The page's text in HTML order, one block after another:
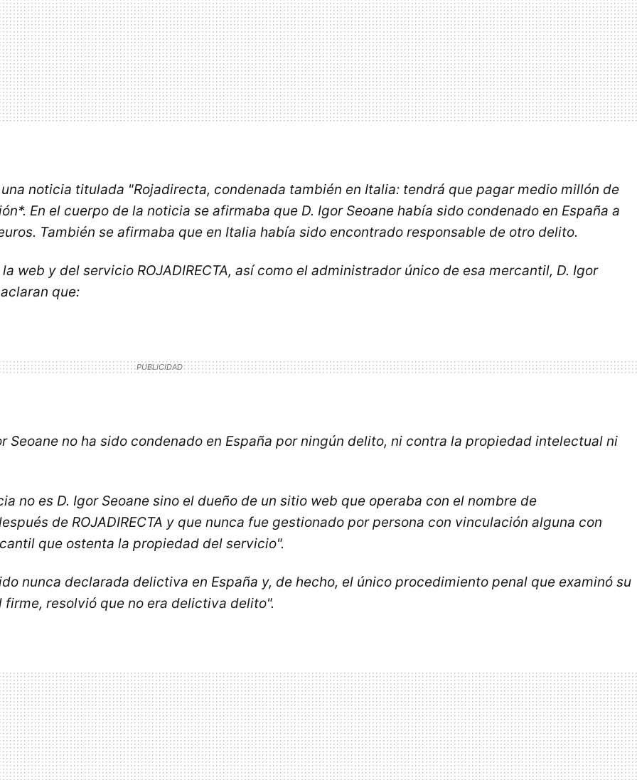
noticia titulada "Rojadirecta, condenada también en Italia: tendrá que pagar medio millón de
En el cuerpo de la noticia se afirmaba que D. Igor Seoane había sido condenado en España a
También se afirmaba que en Italia había sido encontrado responsable de otro delito.
web y del servicio ROJADIRECTA, así como el administrador único de esa mercantil, D. Igor
que:
Seoane no ha sido condenado en España por ningún delito, ni contra la propiedad intelectual ni
no es D. Igor Seoane sino el dueño de un sitio web que operaba con el nombre de
de ROJADIRECTA y que nunca fue gestionado por persona con vinculación alguna con
que ostenta la propiedad del servicio".
nunca declarada delictiva en España y, de hecho, el único procedimiento penal que examinó su
resolvió que no era delictiva delito".